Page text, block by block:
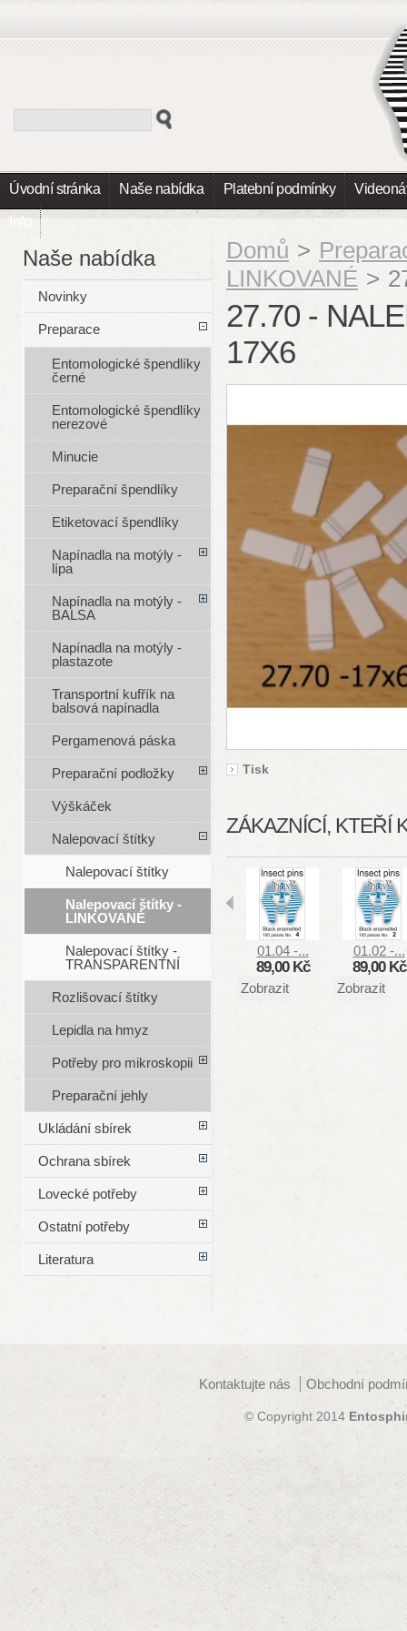
Úvodní stránka Naše nabídka Platební podmínky
Info
Domů >
LINKOVANÉ >
27.70 -
17X6
Tisk
ZÁKAZNÍCÍ, KTEŘÍ
01.04 -...
89,00 Kč
Zobrazit
01.02 -...
89,00 Kč
Zobrazit
Naše nabídka
Novinky
Preparace
Entomologické špendlíky
černé
Entomologické špendlíky
nerezové
Minucie
Preparační špendlíky
Etiketovací špendlíky
Napínadla na motýly -
lípa
Napínadla na motýly -
BALSA
Napínadla na motýly -
plastazote
Transportní kufřík na
balsová napínadla
Pergamenová páska
Preparační podložky
Výškáček
Nalepovací štítky
Nalepovací štítky
Nalepovací štítky -
LINKOVANÉ
Nalepovací štítky -
TRANSPARENTNÍ
Rozlišovací štítky
Lepidla na hmyz
Potřeby pro mikroskopii
Preparační jehly
Ukládání sbírek
Ochrana sbírek
Lovecké potřeby
Ostatní potřeby
Literatura
Kontaktujte nás Obchodní
© Copyright 2014